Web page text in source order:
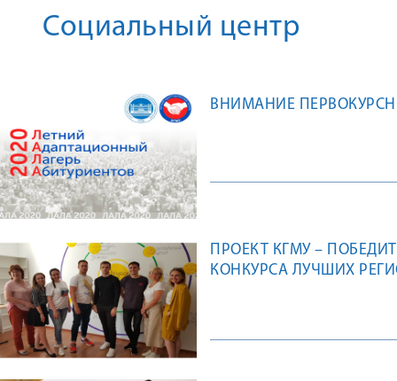
Социальный центр
ВНИМАНИЕ
ПРОЕКТ КГМУ –
КОНКУРСА ЛУЧШИХ